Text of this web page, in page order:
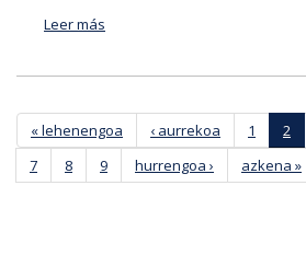
Leer más
Páginas
« lehenengoa ‹ aurrekoa 1 2
7
8 9
hurrengoa ›
azkena »